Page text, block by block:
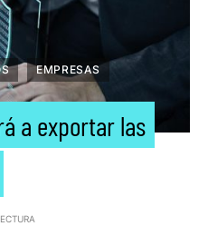
EMPRESAS
a exportar las